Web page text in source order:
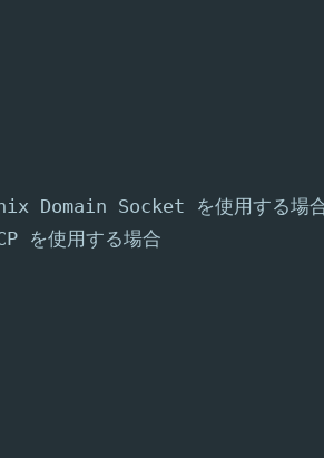
Domain Socket を使用する場
使用する場合